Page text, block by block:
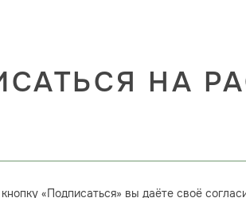
НА
«Подписаться» вы даёте своё